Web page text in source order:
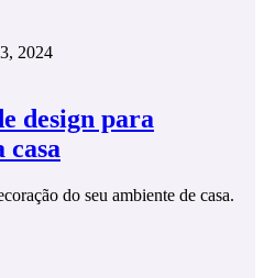
2024
design para
casa
do seu ambiente de casa.